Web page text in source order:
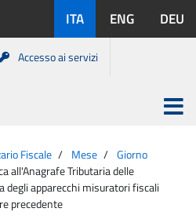
disponibili:
ITA ENG DEU
Accesso ai servizi
Apri
menu
Fiscale Mese
Giorno
all'Anagrafe Tributaria delle
degli apparecchi misuratori fiscali
precedente